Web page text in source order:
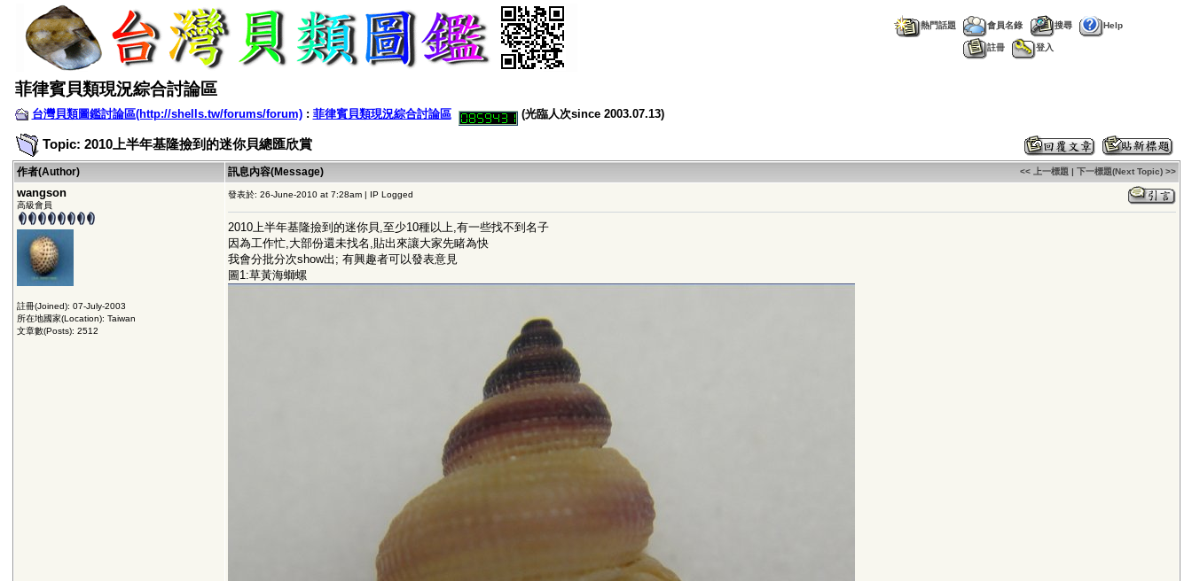
熱門話題 會員名錄 搜尋 Help
註冊 登入
菲律賓貝類現況綜合討論區
台灣貝類圖鑑討論區(http://shells.tw/forums/forum): 菲律賓貝類現況綜合討論區 (光臨人次since 2003.07.13)
Topic: 2010上半年基隆撿到的迷你貝總匯欣賞
作者(Author) 訊息內容(Message) << 上一標題 | 下一標題(Next Topic) >>
wangson
高級會員
註冊(Joined): 07-July-2003
所在地國家(Location): Taiwan
文章數(Posts): 2512
發表於: 26-June-2010 at 7:28am | IP Logged
2010上半年基隆撿到的迷你貝,至少10種以上,有一些找不到名子
因為工作忙,大部份還未找名,貼出來讓大家先睹為快
我會分批分次show出; 有興趣者可以發表意見
圖1:草黃海螄螺